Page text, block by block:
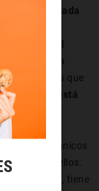
una llamada
si esto
utilizará el
una
sabemos que
itálica está
los hacen únicos
con ellos.
Además, tiene